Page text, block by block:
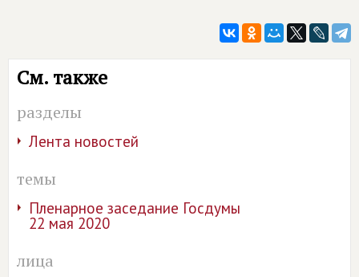
См. также
разделы
Лента новостей
темы
Пленарное заседание Госдумы
22 мая 2020
лица